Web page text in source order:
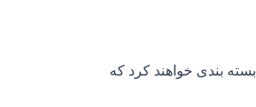
بسته بندی خواهند کرد که